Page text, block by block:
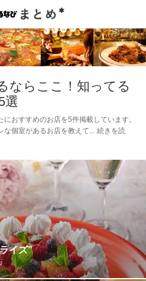
ならここ！知ってる
選
おすすめのお店を5件掲載しています。
な個室があるお店を教えて
続きを読
イズ”